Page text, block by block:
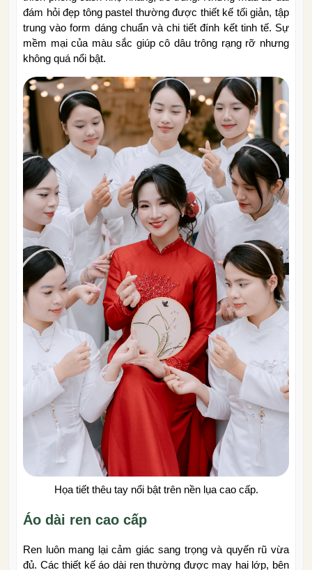
đám hỏi đẹp tông pastel thường được thiết kế tối giản, tập
trung vào form dáng chuẩn và chi tiết đính kết tinh tế. Sự
mềm mại của màu sắc giúp cô dâu trông rạng rỡ nhưng
không quá nổi bật.
Họa tiết thêu tay nổi bật trên nền lụa cao cấp.
Áo dài ren cao cấp
Ren luôn mang lại cảm giác sang trọng và quyến rũ vừa
đủ. Các thiết kế áo dài ren thường được may hai lớp, bên